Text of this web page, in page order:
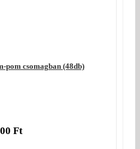
pom csomagban (48db)
Ft